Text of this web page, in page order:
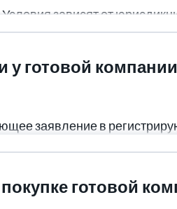
зависят от
у готовой
заявление в
до пары недель.
готовой